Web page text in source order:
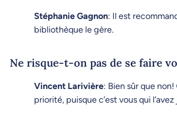
Stéphanie Gagnon: Il est
bibliothèque le gère.
Ne risque-t-on pas de se faire
Vincent Larivière: Bien sûr que
priorité, puisque c’est vous qui